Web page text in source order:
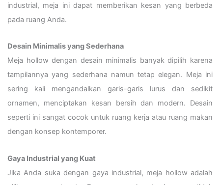
industrial, meja ini dapat memberikan kesan yang berbeda
pada ruang Anda.
Desain Minimalis yang Sederhana
Meja hollow dengan desain minimalis banyak dipilih karena
tampilannya yang sederhana namun tetap elegan. Meja ini
sering kali mengandalkan garis-garis lurus dan sedikit
ornamen, menciptakan kesan bersih dan modern. Desain
seperti ini sangat cocok untuk ruang kerja atau ruang makan
dengan konsep kontemporer.
Gaya Industrial yang Kuat
Jika Anda suka dengan gaya industrial, meja hollow adalah